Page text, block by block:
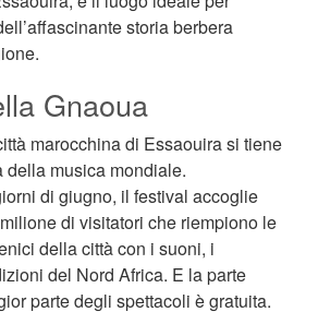
storia berbera
Gnaoua
marocchina di Essaouira si tiene
della musica mondiale.
di giugno, il festival accoglie
di visitatori che riempiono le
della città con i suoni, i
del Nord Africa. E la parte
parte degli spettacoli è gratuita.